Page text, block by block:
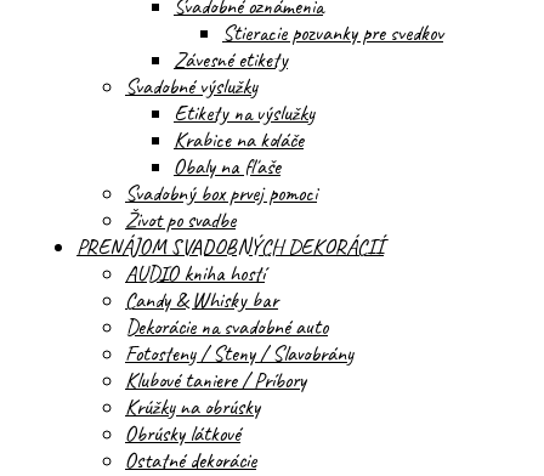
Svadobné oznámenia
Stieracie pozvanky pre svedkov
Závesné etikety
Svadobné výslužky
Etikety na výslužky
Krabice na koláče
Obaly na fľaše
Svadobný box prvej pomoci
Život po svadbe
PRENÁJOM SVADOBNÝCH DEKORÁCIÍ
AUDIO kniha hostí
Candy & Whisky bar
Dekorácie na svadobné auto
Fotosteny / Steny / Slavobrány
Klubové taniere / Príbory
Krúžky na obrúsky
Obrúsky látkové
Ostatné dekorácie